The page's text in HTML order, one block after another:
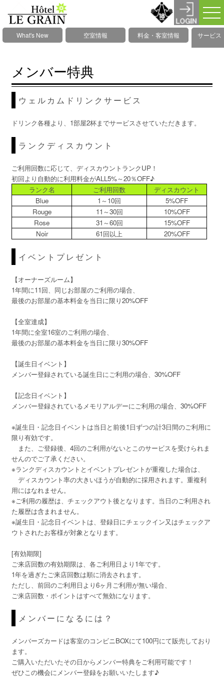
What's New 空室情報 料金・客室情報
サービス
報
メンバー特典
ウェルカムドリンクサービス
ドリンク各種より、1部屋2杯までサービスさせていただきます。
ランクディスカウント
ご利用回数に応じて、ディスカウントランクUP！
初回より自動的に利用料金がALL5%～20％OFF♪
ランク名
ご利用回数
ディスカウント
Blue
1～10回
5%OFF
Rouge
11～30回
10%OFF
Rose
31～60回
15%OFF
Noir
61回以上 20%OFF
イベントプレゼント
【オーナーズルーム】
1年間に11回、同じお部屋のご利用の場合、
最後のお部屋の基本料金を当日に限り20%OFF
【全室達成】
1年間に全室16室のご利用の場合、
最後のお部屋の基本料金を当日に限り30%OFF
【誕生日イベント】
メンバー登録されている誕生日にご利用の場合、30%OFF
【記念日イベント】
メンバー登録されているメモリアルデーにご利用の場合、30%OFF
※誕生日・記念日イベントは当日と前後1日ずつの計3日間のご利用に
限り有効です。
また、ご登録後、4回のご利用がないとこのサービスを受けられま
せんのでご了承ください。
※ランクディスカウントとイベントプレゼントが重複した場合は、
ディスカウント率の大きいほうが自動的に採用されます。重複利
用にはなれません。
※ご利用の履歴は、チェックアウト後となります。当日のご利用され
た履歴は含まれません。
※誕生日・記念日イベントは、登録日にチェックイン又はチェックア
ウトされたお客様が対象となります。
[有効期限]
ご来店回数の有効期限は、各ご利用日より1年です。
1年を過ぎたご来店回数は順に消去されます。
ただし、前回のご利用日より6ヶ月ご利用が無い場合、
ご来店回数・ポイントはすべて無効になります。
メンバーになるには？
メンバーズカードは客室のコンビニBOXにて100円にて販売しており
ます。
ご購入いただいたその日からメンバー特典をご利用可能です！
ぜひこの機会にメンバー登録をお願いいたします♪